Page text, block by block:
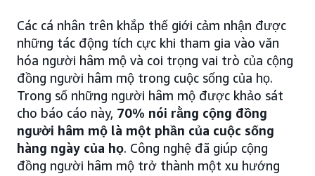
Các cá nhân trên khắp thế giới cảm nhận được
những tác động tích cực khi tham gia vào văn
hóa người hâm mộ và coi trọng vai trò của cộng
đồng người hâm mộ trong cuộc sống của họ.
Trong số những người hâm mộ được khảo sát
cho báo cáo này, 70% nói rằng cộng đồng
người hâm mộ là một phần của cuộc sống
hàng ngày của họ. Công nghệ đã giúp cộng
đồng người hâm mộ trở thành một xu hướng